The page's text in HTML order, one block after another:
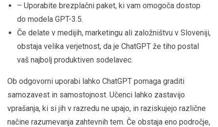
– Uporabite brezplačni paket, ki vam omogoča dostop
do modela GPT-3.5.
Če delate v medijih, marketingu ali založništvu v Sloveniji,
obstaja velika verjetnost, da je ChatGPT že tiho postal
vaš najbolj produktiven sodelavec.
Ob odgovorni uporabi lahko ChatGPT pomaga graditi
samozavest in samostojnost. Učenci lahko zastavijo
vprašanja, ki si jih v razredu ne upajo, in raziskujejo različne
načine razumevanja zahtevnih tem. Če obstaja eno področje,